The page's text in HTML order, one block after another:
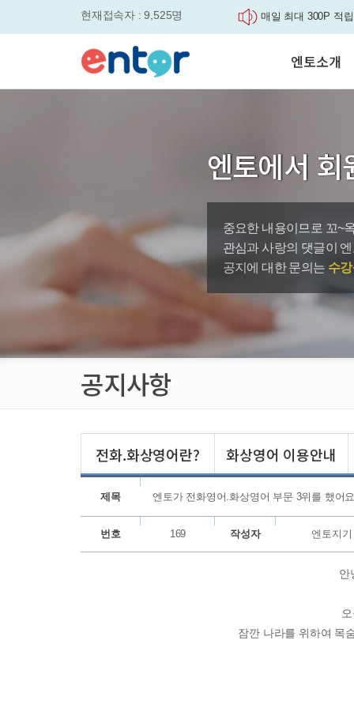
현재접속자 : 9,525명
매일 최대 300P 적
실력을 동시에 잡으세요
로 다시 태어났습니다.
🎉 세상에 단 하나
'Story Me' 오픈이벤트
바로가기
회사소개
엔토소개
엔토에서
중요한 내용이므로 꼬~
관심과 사랑의 댓글이
공지에 대한 문의는 수
공지사항
전화.화상영어란? 화상영어 이용안내
제목 엔토가 전화영어.화상영어 부문 3위를 했어
번호 169 작성자 엔토지기
안
잠깐 나라를 위하여 목